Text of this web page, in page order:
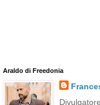
Araldo di Freedonia